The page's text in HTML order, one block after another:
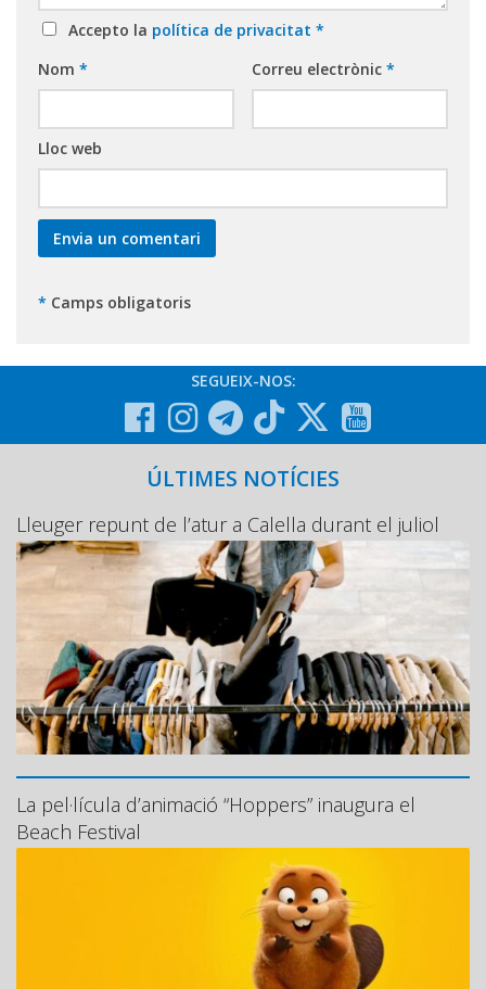
Accepto la política de privacitat *
Nom * Correu electrònic *
Lloc web
* Camps obligatoris
SEGUEIX-NOS:
ÚLTIMES NOTÍCIES
Lleuger repunt de l’atur a Calella durant el juliol
La pel·lícula d’animació “Hoppers” inaugura el
Beach Festival